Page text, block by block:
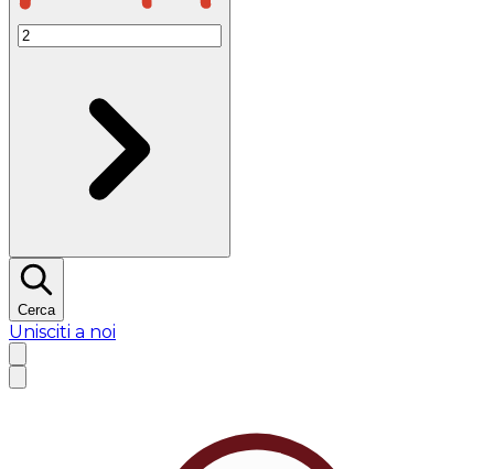
Cerca
Unisciti a noi